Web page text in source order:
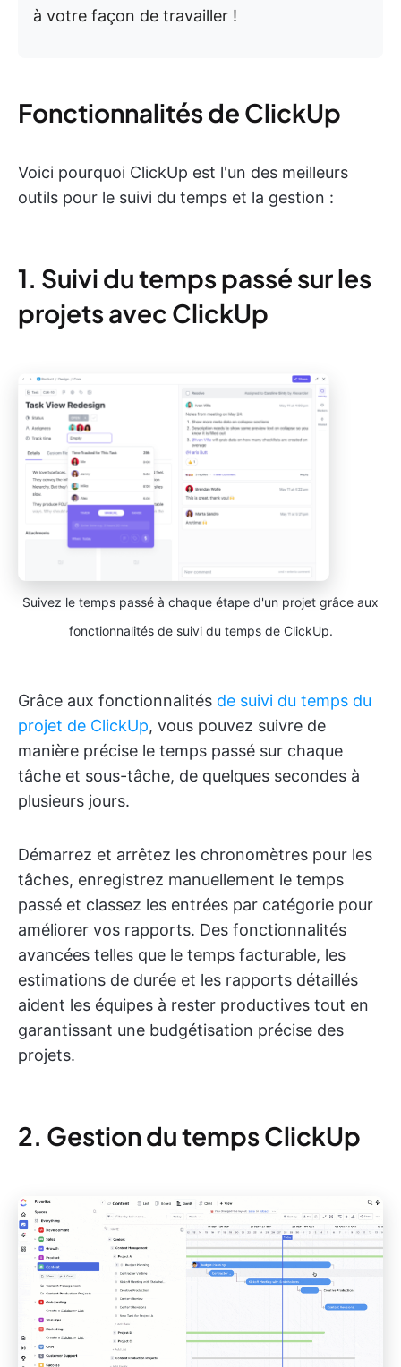
à votre façon de travailler !
Fonctionnalités de ClickUp
Voici pourquoi ClickUp est l'un des meilleurs
outils pour le suivi du temps et la gestion :
1. Suivi du temps passé sur les
projets avec ClickUp
Suivez le temps passé à chaque étape d'un projet grâce aux
fonctionnalités de suivi du temps de ClickUp.
Grâce aux fonctionnalités de suivi du temps du
projet de ClickUp, vous pouvez suivre de
manière précise le temps passé sur chaque
tâche et sous-tâche, de quelques secondes à
plusieurs jours.
Démarrez et arrêtez les chronomètres pour les
tâches, enregistrez manuellement le temps
passé et classez les entrées par catégorie pour
améliorer vos rapports. Des fonctionnalités
avancées telles que le temps facturable, les
estimations de durée et les rapports détaillés
aident les équipes à rester productives tout en
garantissant une budgétisation précise des
projets.
2. Gestion du temps ClickUp